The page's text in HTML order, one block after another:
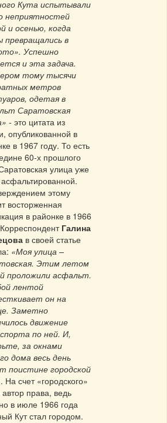
Кута испытывали
неприятностей
и осенью, когда
превращались в
Успешно
и эта задача.
тому тысячи
метров
одетая в
Саратовская
- это цитата из
опубликованной в
в 1967 году. То есть
60-х прошлого
улица уже
этому
восторженная
в районке в 1966
Галина
в своей статье
«Моя улица –
Этим летом
проложили асфальт.
лентой
он на
Заметно
движение
по ней. И,
за окнами
дома весь день
поистине городской
. На счет «городского»
права, ведь
в июле 1966 года
Кут стал городом.